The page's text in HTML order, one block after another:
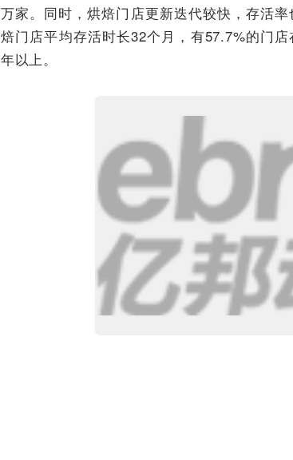
万家。同时，烘焙门店更新迭代较快，存活
焙门店平均存活时长32个月，有57.7%的门
年以上。